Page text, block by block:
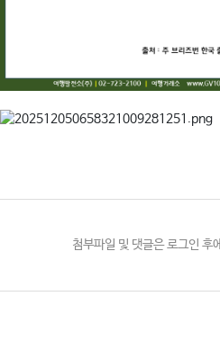
첨부파일 및 댓글은 로그인 후